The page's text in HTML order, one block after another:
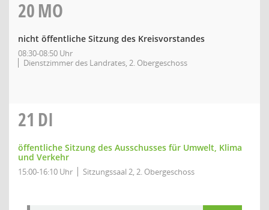
20MO
nicht öffentliche Sitzung des Kreisvorstandes
08:30-08:50 Uhr
Dienstzimmer des Landrates, 2. Obergeschoss
21 DI
öffentliche Sitzung des Ausschusses für Umwelt, Klima
und Verkehr
15:00-16:10 Uhr Sitzungssaal 2, 2. Obergeschoss